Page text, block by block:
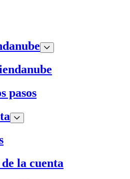
pasos
la cuenta